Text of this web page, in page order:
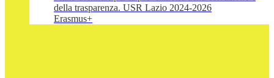
della trasparenza. USR Lazio 2024-2026
Erasmus+